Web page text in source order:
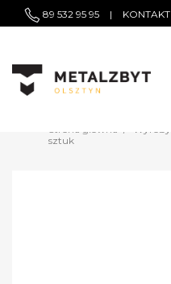
89 532 95 95 | KONTAKT
sztuk